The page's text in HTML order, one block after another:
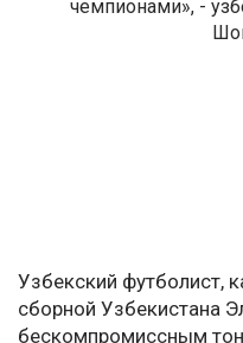
Узбекский футболист,
сборной Узбекистана
бескомпромиссным